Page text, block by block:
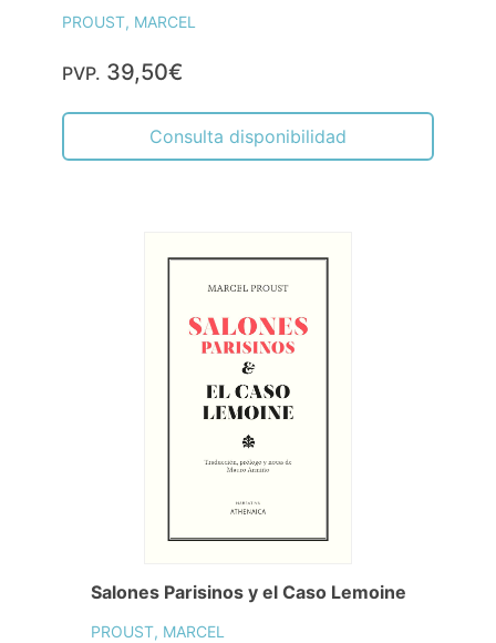
PROUST, MARCEL
PVP. 39,50€
Consulta disponibilidad
Salones Parisinos y el Caso Lemoine
PROUST, MARCEL